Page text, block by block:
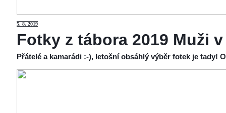
5. 8. 2019
Fotky z tábora 2019 Muži
Přátelé a kamarádi :-), letošní obsáhlý výběr fotek je tady!